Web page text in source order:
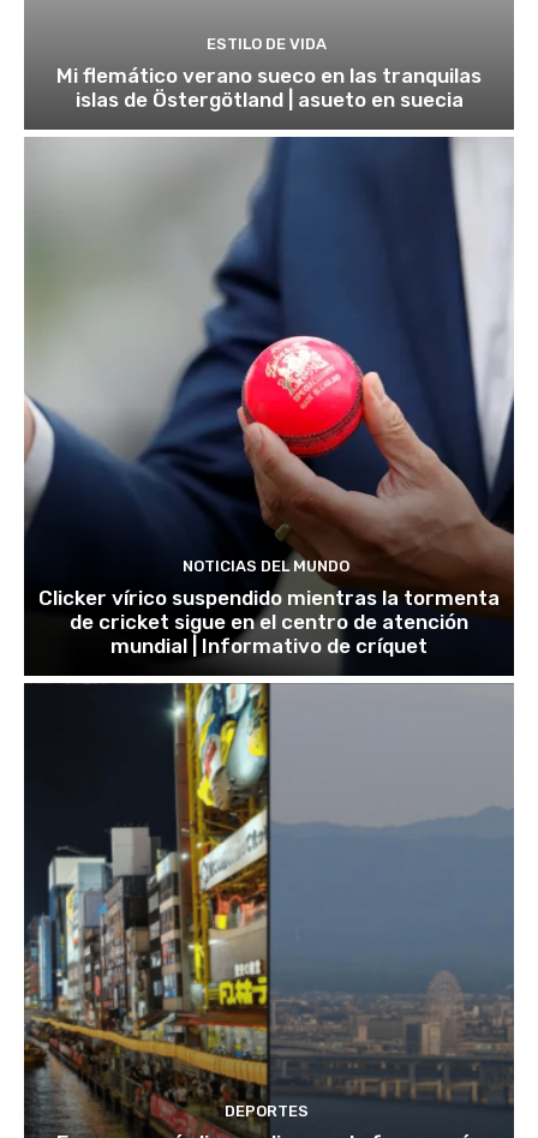
ESTILO DE VIDA
Mi flemático verano sueco en las tranquilas
islas de Östergötland | asueto en suecia
NOTICIAS DEL MUNDO
Clicker vírico suspendido mientras la tormenta
de cricket sigue en el centro de atención
mundial | Informativo de críquet
DEPORTES